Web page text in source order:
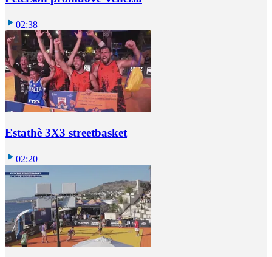
02:38
Estathè 3X3 streetbasket
02:20